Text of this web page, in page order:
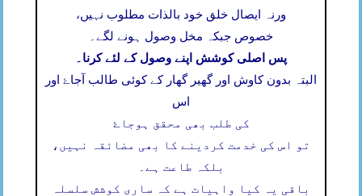
ورنہ ایصال خلق خود بالذات مطلوب نہیں،
خصوص جبکہ مخل وصول ہونے لگے۔
پس اصلی کوشش اپنے وصول کے لئے کرنا۔
البتہ بدون کاوش اور گھیر گھار کے کوئی طالب آجاۓ اور
اس
کی طلب بھی محقق ہوجاۓ
تو اس کی خدمت کردینے کا بھی مضائقہ نہیں،
بلکہ طاعت ہے۔
باقی یہ کیا واہیات ہے کہ ساری کوشش سلسلہ